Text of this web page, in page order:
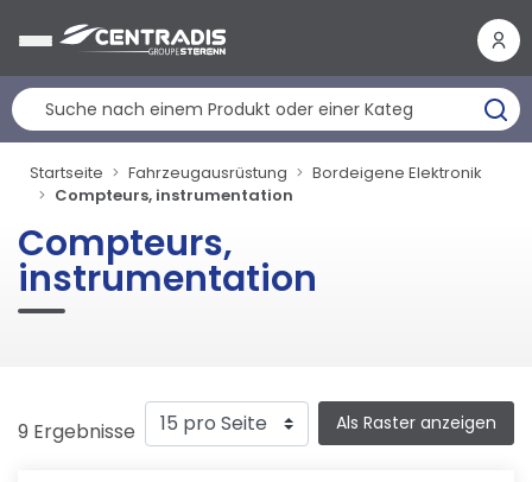
Startseite Fahrzeugausrüstung
Bordeigene Elektronik
Compteurs, instrumentation
Compteurs,
instrumentation
9 Ergebnisse Als Raster anzeigen